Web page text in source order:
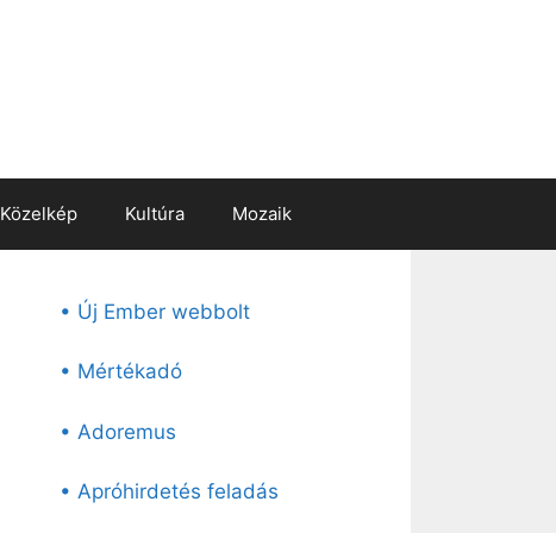
Közelkép Kultúra Mozaik
• Új Ember webbolt
• Mértékadó
• Adoremus
• Apróhirdetés feladás